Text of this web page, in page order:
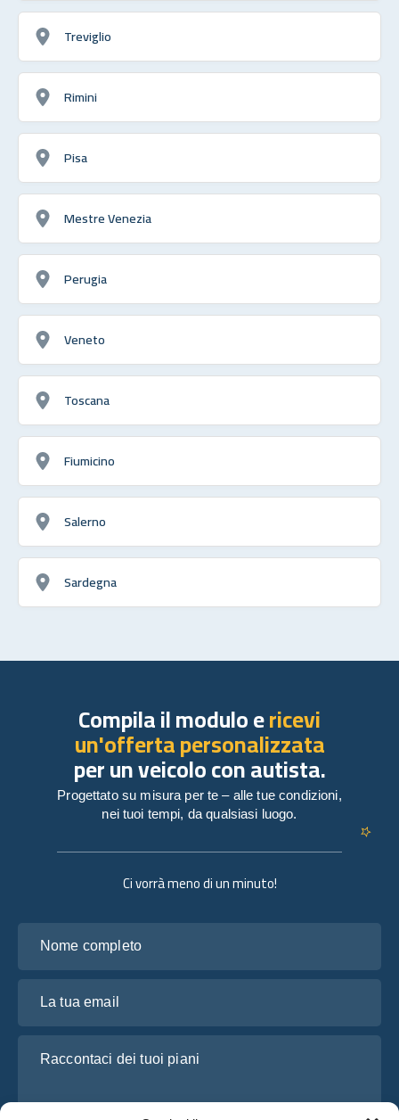
Treviglio
Rimini
Pisa
Mestre Venezia
Perugia
Veneto
Toscana
Fiumicino
Salerno
Sardegna
Ci vorrà meno di un minuto!
Compila il modulo ericevi
un'offerta personalizzata
per un veicolo con autista.
Progettato su misura per te – alle tue condizioni,
nei tuoi tempi, da qualsiasi luogo.